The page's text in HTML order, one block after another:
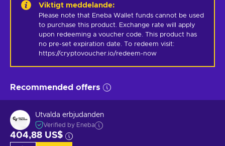
Viktigt meddelande:
Please note that Eneba Wallet funds cannot be used
to purchase this product. Exchange rate will apply
upon redeeming a voucher code. This product has
no pre-set expiration date. To redeem visit:
https://cryptovoucher.io/redeem-now
Recommended offers
Utvalda erbjudanden
Verified by Eneba
404,88 US$